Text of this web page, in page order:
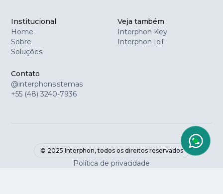
Institucional
Home
Sobre
Soluções
Veja também
Interphon Key
Interphon IoT
Contato
@interphonsistemas
+55 (48) 3240-7936
© 2025 Interphon, todos os direitos reservados
Política de privacidade